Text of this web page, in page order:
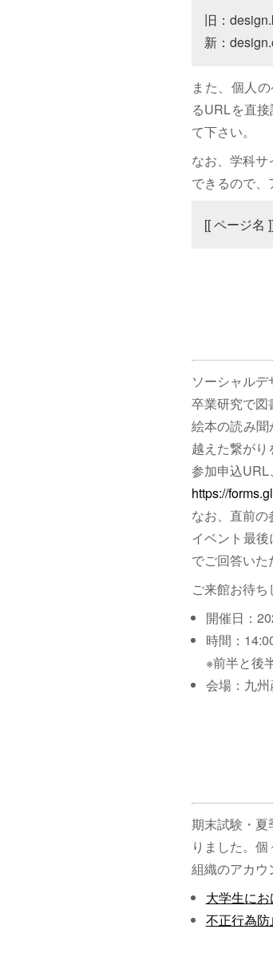
旧：
新：
また、個人
るURLを直
て下さい。
なお、学科
できるので、
[[ ページ名
ソーシャル
卒業研究で図
絵本の読み
越えた繋がり
参加申込
https://
なお、直前の
イベント最
でご回答いた
ご来館お待ち
開催日：
時間：
※前半と後
会場：九
期末試験・夏
りました。
組織のアカウ
大学生に
不正行為